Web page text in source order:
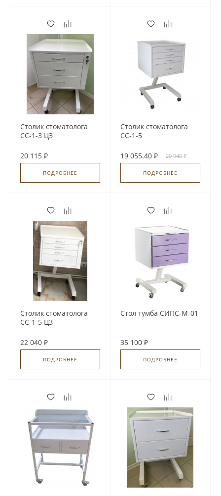
Столик стоматолога
СС-1-3 ЦЗ
20 115 ₽
ПОДРОБНЕЕ
Столик стоматолога
СС-1-5
19 055.40 ₽ 20 940 ₽
ПОДРОБНЕЕ
Столик стоматолога
СС-1-5 ЦЗ
22 040 ₽
ПОДРОБНЕЕ
Стол тумба СИПС-М-01
35 100 ₽
ПОДРОБНЕЕ